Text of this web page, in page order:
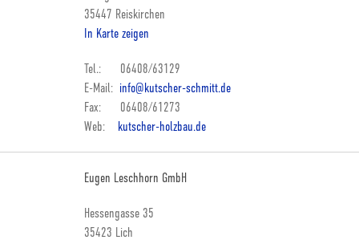
35447 Reiskirchen
In Karte zeigen
Tel.: 06408/63129
E-Mail: info@kutscher-schmitt.de
Fax: 06408/61273
Web:
kutscher-holzbau.de
Eugen Leschhorn GmbH
Hessengasse 35
35423 Lich